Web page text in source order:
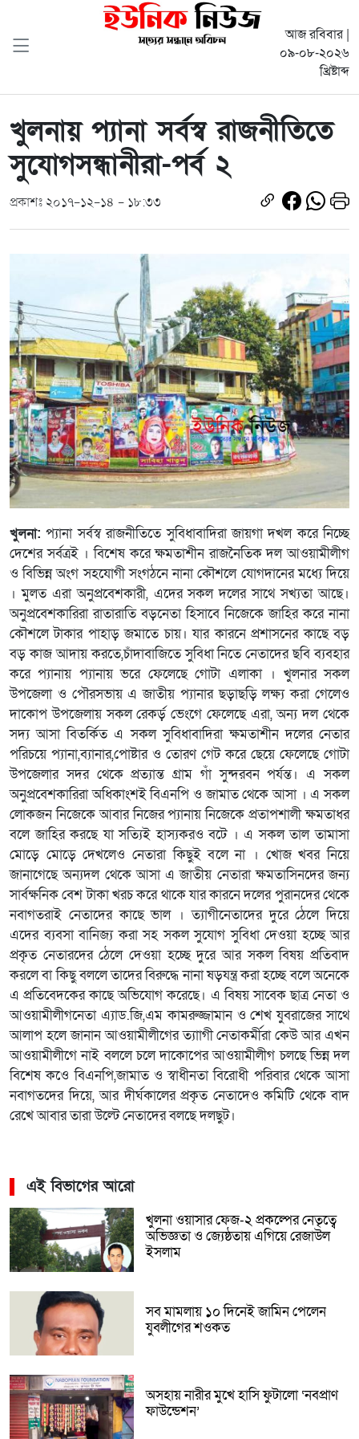
আজ রবিবার |
০৯-০৮-২০২৬
খ্রিষ্টাব্দ
খুলনায় প্যানা সর্বস্ব রাজনীতিতে
সুযোগসন্ধানীরা-পর্ব ২
প্রকাশঃ ২০১৭-১২-১৪ - ১৮:৩৩
খুলনা: প্যানা সর্বস্ব রাজনীতিতে সুবিধাবাদিরা জায়গা দখল করে নিচ্ছে
দেশের সর্বত্রই । বিশেষ করে ক্ষমতাশীন রাজনৈতিক দল আওয়ামীলীগ
ও বিভিন্ন অংগ সহযোগী সংগঠনে নানা কৌশলে যোগদানের মধ্যে দিয়ে
। মুলত এরা অনুপ্রবেশকারী, এদের সকল দলের সাথে সখ্যতা আছে।
অনুপ্রবেশকারিরা রাতারাতি বড়নেতা হিসাবে নিজেকে জাহির করে নানা
কৌশলে টাকার পাহাড় জমাতে চায়। যার কারনে প্রশাসনের কাছে বড়
বড় কাজ আদায় করতে,চাঁদাবাজিতে সুবিধা নিতে নেতাদের ছবি ব্যবহার
করে প্যানায় প্যানায় ভরে ফেলেছে গোটা এলাকা । খুলনার সকল
উপজেলা ও পৌরসভায় এ জাতীয় প্যানার ছড়াছড়ি লক্ষ্য করা গেলেও
দাকোপ উপজেলায় সকল রেকর্ড় ভেংগে ফেলেছে এরা, অন্য দল থেকে
সদ্য আসা বিতর্কিত এ সকল সুবিধাবাদিরা ক্ষমতাশীন দলের নেতার
পরিচয়ে প্যানা,ব্যানার,পোষ্টার ও তোরণ গেট করে ছেয়ে ফেলেছে গোটা
উপজেলার সদর থেকে প্রত্যান্ত গ্রাম গাঁ সুন্দরবন পর্যন্ত। এ সকল
অনুপ্রবেশকারিরা অধিকাংশই বিএনপি ও জামাত থেকে আসা । এ সকল
লোকজন নিজেকে আবার নিজের প্যানায় নিজেকে প্রতাপশালী ক্ষমতাধর
বলে জাহির করছে যা সত্যিই হাস্যকরও বটে । এ সকল তাল তামাসা
মোড়ে মোড়ে দেখলেও নেতারা কিছুই বলে না । খোজ খবর নিয়ে
জানাগেছে অন্যদল থেকে আসা এ জাতীয় নেতারা ক্ষমতাসিনদের জন্য
সার্বক্ষনিক বেশ টাকা খরচ করে থাকে যার কারনে দলের পুরানদের থেকে
নবাগতরাই নেতাদের কাছে ভাল । ত্যাগীনেতাদের দুরে ঠেলে দিয়ে
এদের ব্যবসা বানিজ্য করা সহ সকল সুযোগ সুবিধা দেওয়া হচ্ছে আর
প্রকৃত নেতারদের ঠেলে দেওয়া হচ্ছে দুরে আর সকল বিষয় প্রতিবাদ
করলে বা কিছু বললে তাদের বিরুদ্ধে নানা ষড়যন্ত্র করা হচ্ছে বলে অনেকে
এ প্রতিবেদকের কাছে অভিযোগ করেছে। এ বিষয় সাবেক ছাত্র নেতা ও
আওয়ামীলীগনেতা এ্যাড.জি,এম কামরুজ্জামান ও শেখ যুবরাজের সাথে
আলাপ হলে জানান আওয়ামীলীগের ত্যাাগী নেতাকর্মীরা কেউ আর এখন
আওয়ামীলীগে নাই বললে চলে দাকোপের আওয়ামীলীগ চলছে ভিন্ন দল
বিশেষ কওে বিএনপি,জামাত ও স্বাধীনতা বিরোধী পরিবার থেকে আসা
নবাগতদের দিয়ে, আর দীর্ঘকালের প্রকৃত নেতাদেও কমিটি থেকে বাদ
রেখে আবার তারা উল্টে নেতাদের বলছে দলছুট।
এই বিভাগের আরো
খুলনা ওয়াসার ফেজ-২ প্রকল্পের নেতৃত্বে
অভিজ্ঞতা ও জ্যেষ্ঠতায় এগিয়ে রেজাউল
ইসলাম
সব মামলায় ১০ দিনেই জামিন পেলেন
যুবলীগের শওকত
অসহায় নারীর মুখে হাসি ফুটালো ‘নবপ্রাণ
ফাউন্ডেশন’